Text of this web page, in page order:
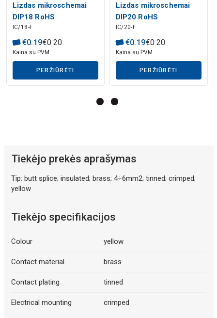
Lizdas mikroschemai
DIP18 RoHS
IC/18-F
€0.19€0.20
Kaina su PVM
PERŽIŪRĖTI
Lizdas mikroschemai
DIP20 RoHS
IC/20-F
€0.19€0.20
Kaina su PVM
PERŽIŪRĖTI
Tiekėjo prekės aprašymas
Tip: butt splice; insulated; brass; 4÷6mm2; tinned; crimped;
yellow
Tiekėjo specifikacijos
Colour yellow
Contact material brass
Contact plating tinned
Electrical mounting crimped